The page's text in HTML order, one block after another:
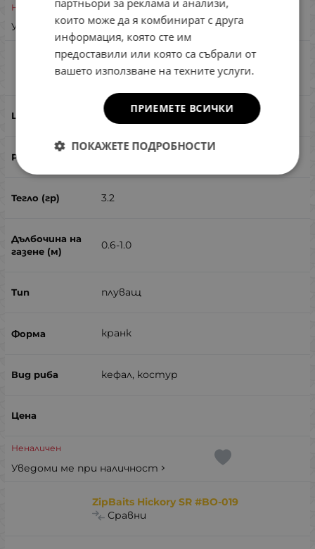
Неналичен
Уведоми ме при наличност
ZipBaits Hickory SR #BO-020
Сравни
#BO-020
3.2
0.6-1.0
плуващ
кранк
кефал, костур
Неналичен
Уведоми ме при наличност
ZipBaits Hickory SR #BO-019
Сравни
партньори за реклама и анализи,
които може да я комбинират с друга
информация, която сте им
предоставили или която са събрали от
вашето използване на техните услуги.
ПРИЕМЕТЕ ВСИЧКИ
ПОКАЖЕТЕ ПОДРОБНОСТИ